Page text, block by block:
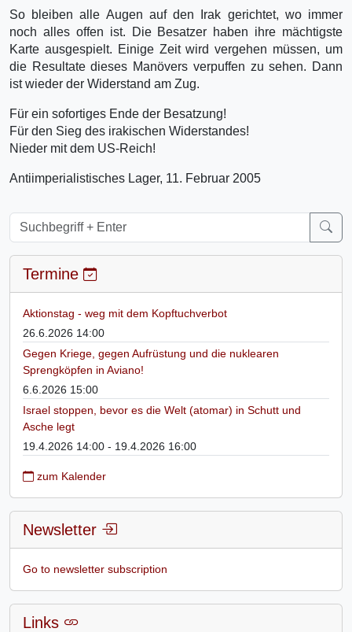
So bleiben alle Augen auf den Irak gerichtet, wo immer
noch alles offen ist. Die Besatzer haben ihre mächtigste
Karte ausgespielt. Einige Zeit wird vergehen müssen, um
die Resultate dieses Manövers verpuffen zu sehen. Dann
ist wieder der Widerstand am Zug.
Für ein sofortiges Ende der Besatzung!
Für den Sieg des irakischen Widerstandes!
Nieder mit dem US-Reich!
Antiimperialistisches Lager, 11. Februar 2005
Termine
Aktionstag - weg mit dem Kopftuchverbot
26.6.2026 14:00
Gegen Kriege, gegen Aufrüstung und die nuklearen
Sprengköpfen in Aviano!
6.6.2026 15:00
Israel stoppen, bevor es die Welt (atomar) in Schutt und
Asche legt
19.4.2026 14:00 - 19.4.2026 16:00
zum Kalender
Newsletter
Go to newsletter subscription
Links